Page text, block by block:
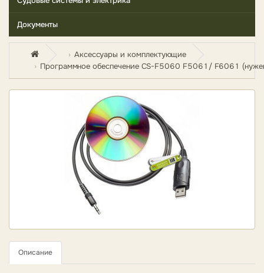
Документы
Аксессуары и комплектующие
Программное обеспечение CS-F5060 F5061/ F6061
Описание